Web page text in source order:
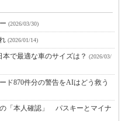
(2026/03/30)
(2026/01/14)
で最適な車のサイズは？ (2026/03/
870件分の警告をAIはどう救う
「本人確認」 パスキーとマイナ